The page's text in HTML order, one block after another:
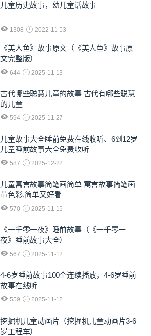
儿童历史故事，幼儿童话故事
1308 2022-11-03
《美人鱼》故事原文（《美人鱼》故事原
文完整版）
644 2025-11-13
古代哪些聪慧儿童的故事 古代有哪些聪慧
的儿童
594 2025-11-27
儿童故事大全睡前免费在线收听、6到12岁
儿童睡前故事大全免费收听
587 2025-12-22
儿童寓言故事简笔画简单 寓言故事简笔画
带色彩,简单又好看
570 2025-11-16
《一千零一夜》睡前故事（《一千零一
夜》睡前故事大全）
567 2025-11-12
4-6岁睡前故事100个连续播放，4-6岁睡前
故事在线听
559 2025-11-12
挖掘机儿童动画片（挖掘机儿童动画片3-6
岁工程车）